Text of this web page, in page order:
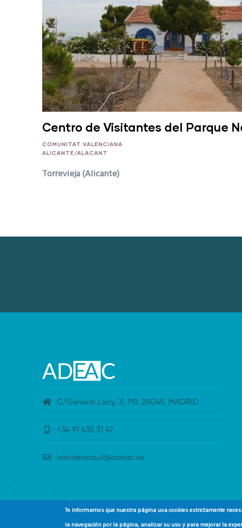
Centro de Visitantes del Parque
COMUNITAT VALENCIANA
ALICANTE/ALACANT
Torrevieja (Alicante)
C/General Lacy, 3. 1ºB. 28045. MADRID
+34 91 435 31 47
banderaazul@adeac.es
Te informamos que nuestra página usa cookies estrictamente
la navegación por la página, analizar su uso y para mejorar la